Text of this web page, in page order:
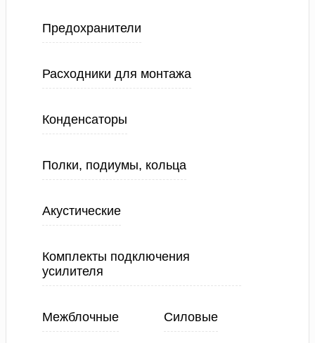
Предохранители
Расходники для монтажа
Конденсаторы
Полки, подиумы, кольца
Акустические
Комплекты подключения
усилителя
Межблочные Силовые